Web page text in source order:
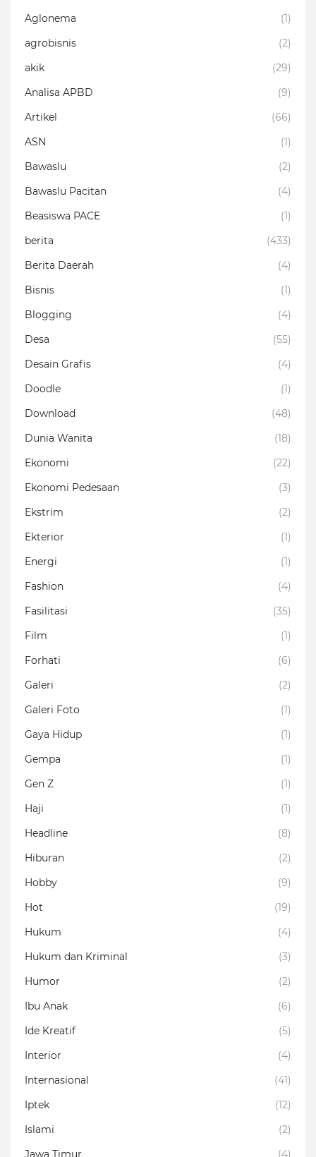
Aglonema
(1)
agrobisnis
(2)
akik
(29)
Analisa APBD
(9)
Artikel
(66)
ASN
(1)
Bawaslu
(2)
Bawaslu Pacitan
(4)
Beasiswa PACE
(1)
berita
(433)
Berita Daerah
(4)
Bisnis
(1)
Blogging
(4)
Desa
(55)
Desain Grafis
(4)
Doodle
(1)
Download
(48)
Dunia Wanita
(18)
Ekonomi
(22)
Ekonomi Pedesaan
(3)
Ekstrim
(2)
Ekterior
(1)
Energi
(1)
Fashion
(4)
Fasilitasi
(35)
Film
(1)
Forhati
(6)
Galeri
(2)
Galeri Foto
(1)
Gaya Hidup
(1)
Gempa
(1)
Gen Z
(1)
Haji
(1)
Headline
(8)
Hiburan
(2)
Hobby
(9)
Hot
(19)
Hukum
(4)
Hukum dan Kriminal
(3)
Humor
(2)
Ibu Anak
(6)
Ide Kreatif
(5)
Interior
(4)
Internasional
(41)
Iptek
(12)
Islami
(2)
Jawa Timur
(4)